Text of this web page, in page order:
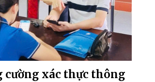
cường xác thực thông